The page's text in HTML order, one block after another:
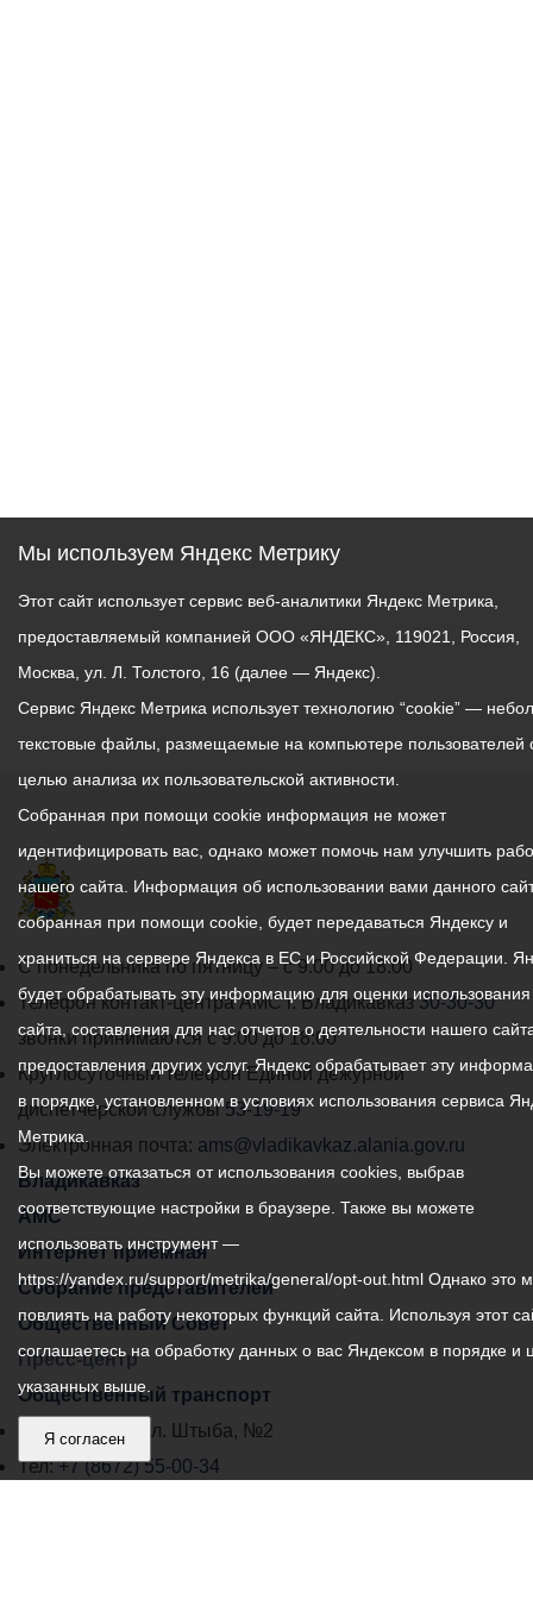
График
работы
администрации
местного
самоуправления
города
Владикавказ:
С понедельника по пятницу – с 9.00 до 18.00
Телефон контакт-центра АМС г. Владикавказ30-30-30
звонки принимаются с 9:00 до 18:00
Круглосуточный телефон Единой дежурной
диспетчерской службы53-19-19
Электронная почта: ams@vladikavkaz.alania.gov.ru
Владикавказ
АМС
Интернет приемная
Собрание представителей
Общественный Совет
Пресс-центр
Общественный транспорт
Владикавказ, пл. Штыба, №2
Тел:+7 (8672) 55-00-34
Мы используем Яндекс Метрику
Этот сайт использует сервис веб-аналитики Яндекс Метрика,
предоставляемый компанией ООО «ЯНДЕКС», 119021, Россия,
Москва, ул. Л. Толстого, 16 (далее — Яндекс).
Сервис Яндекс Метрика использует технологию “cookie” —
текстовые файлы, размещаемые на компьютере пользователей
целью анализа их пользовательской активности.
Собранная при помощи cookie информация не может
идентифицировать вас, однако может помочь нам улучшить
нашего сайта. Информация об использовании вами данного
собранная при помощи cookie, будет передаваться Яндексу и
храниться на сервере Яндекса в ЕС и Российской Федерации.
будет обрабатывать эту информацию для оценки
сайта, составления для нас отчетов о деятельности нашего
предоставления других услуг. Яндекс обрабатывает эту
в порядке, установленном в условиях использования сервиса
Метрика.
Вы можете отказаться от использования cookies, выбрав
соответствующие настройки в браузере. Также вы можете
использовать инструмент —
https://yandex.ru/support/metrika/general/opt-out.html Однако это
повлиять на работу некоторых функций сайта. Используя этот
соглашаетесь на обработку данных о вас Яндексом в порядке и
указанных выше.
Я согласен